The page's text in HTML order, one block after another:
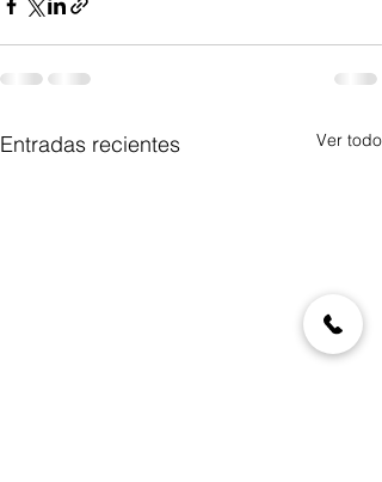
Entradas recientes Ver todo